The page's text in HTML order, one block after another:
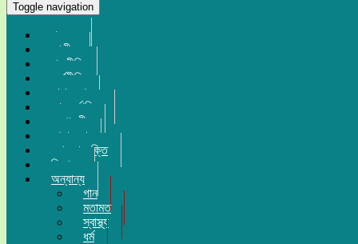
Toggle navigation
প্রচ্ছদ
জাতীয়
রাজনীতি
অর্থনীতি
সারা দেশ
আন্তর্জাতিক
সম্পাদকীয়
খেলা-ধুলা
তথ্য-প্রযুক্তি
বিনোদন
অন্যান্য
গান
মতামত
স্বাস্থ্য
ধর্ম